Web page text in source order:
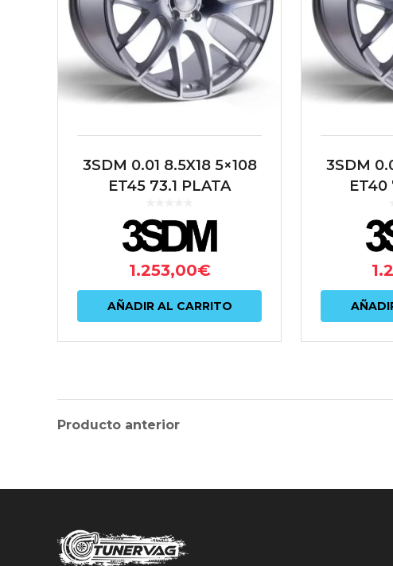
3SDM 0.01 8.5X18 5×108
ET45 73.1 PLATA
1.253,00€
AÑADIR AL CARRITO
3SDM
ET40
Producto anterior